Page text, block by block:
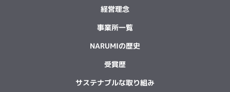
経営理念
事業所一覧
NARUMIの歴史
受賞歴
サステナブルな取り組み